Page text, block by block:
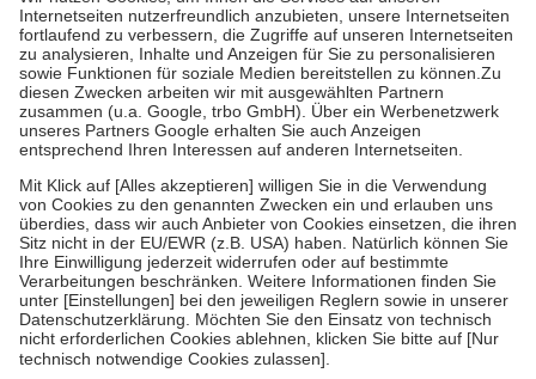
Kosten der Leistung zu entrichten.
Diese Regeln gelten grundsätzlich auch für Online-Apotheken.
Bei Heilmitteln und häuslicher Krankenpflege beträgt die
Zuzahlung zehn Prozent der Kosten sowie zehn Euro je
Verordnung.
Um das Engagement der Versicherten für ihre eigene Gesundheit zu
stärken und die besondere Stellung der Familie zu unterstützen,
fallenkeine Zuzahlungenan bei:
• Kindern und Jugendlichen bis zum vollendeten 18. Lebensjahr
mit Ausnahme der Fahrkosten
• Untersuchungen zur Vorsorge und Früherkennung, die von der
GKV getragen werden
• empfohlenen Schutzimpfungen
• Harn- und Blutteststreifen